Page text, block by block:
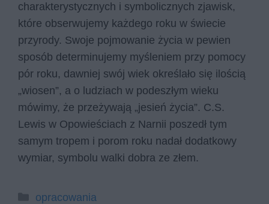
charakterystycznych i symbolicznych zjawisk,
które obserwujemy każdego roku w świecie
przyrody. Swoje pojmowanie życia w pewien
sposób determinujemy myśleniem przy pomocy
pór roku, dawniej swój wiek określało się ilością
„wiosen”, a o ludziach w podeszłym wieku
mówimy, że przeżywają „jesień życia”. C.S.
Lewis w Opowieściach z Narnii poszedł tym
samym tropem i porom roku nadał dodatkowy
wymiar, symbolu walki dobra ze złem.
Kategorie
opracowania